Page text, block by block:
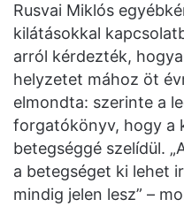
Rusvai Miklós
kilátásokkal
arról kérdezték,
helyzetet mához öt
elmondta: szerinte a
forgatókönyv, hogy a
betegséggé szelídül.
a betegséget ki lehet
mindig jelen lesz” –